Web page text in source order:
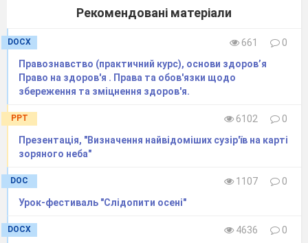
А тепер слухаємо підсумки статистики.
__________-У вас є, чим пишатися. Ви
найперша і найслабкіша ланка!
Прощавайте!!Але, перед тим, як остаточно
піти з гри, скажіть декілька слів команді.
Ведучий.
Вас залишилося семеро. І ми забираємо у
вас 10 секунд. Раунд буде тривати 2
хвилини 50 секунд. Починаємо гру з
гравця, що дав найбільшу кількість вірних
відповідей у попередньому раунді.
Рекомендовані матеріали
DOCX 661
0
Правознавство (практичний курс), основи здоров’я
Право на здоров'я . Права та обов'язки щодо
збереження та зміцнення здоров'я.
PPT 6102
0
Презентація, "Визначення найвідоміших сузір'їв на карті
зоряного неба"
DOC 1107
0
Урок-фестиваль "Слідопити осені"
DOCX 4636
0